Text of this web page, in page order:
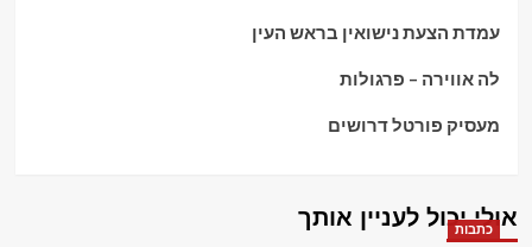
עמדת הצעת נישואין בראש העין
לה אווירה – פרגולות
מעסיק פורטל דרושים
אולי יכול לעניין אותך
כתבות